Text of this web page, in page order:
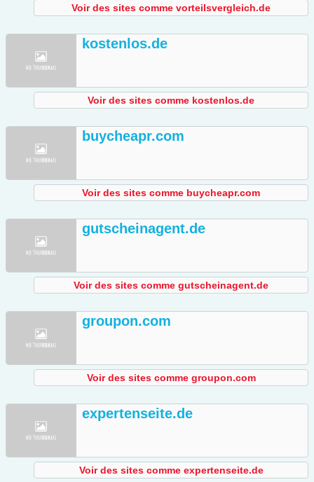
Voir des sites comme vorteilsvergleich.de
kostenlos.de
Voir des sites comme kostenlos.de
buycheapr.com
Voir des sites comme buycheapr.com
gutscheinagent.de
Voir des sites comme gutscheinagent.de
groupon.com
Voir des sites comme groupon.com
expertenseite.de
Voir des sites comme expertenseite.de